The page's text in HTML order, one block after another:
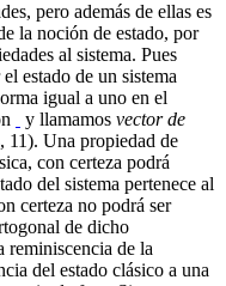
pero además de ellas es
la noción de estado, por
al sistema. Pues
estado de un sistema
igual a uno en el
y llamamos vector de
11). Una propiedad de
con certeza podrá
del sistema pertenece al
certeza no podrá ser
de dicho
reminiscencia de la
del estado clásico a una